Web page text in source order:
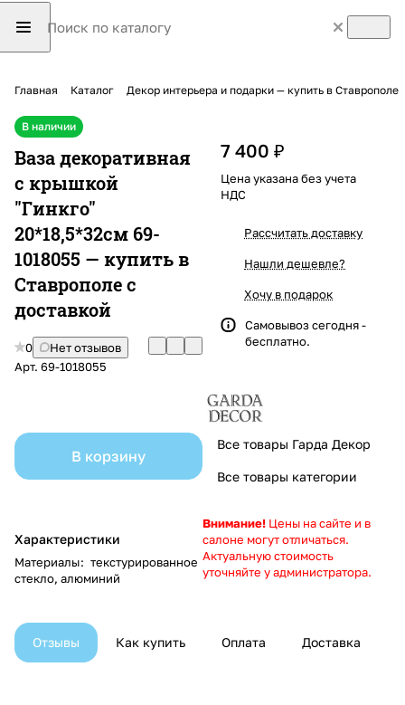
Главная Каталог Декор интерьера и подарки — купить в Ставрополе
В наличии
Ваза декоративная
с крышкой
"Гинкго"
20*18,5*32см 69-
1018055 — купить в
Ставрополе с
доставкой
0
Нет отзывов
Арт. 69-1018055
В корзину
Характеристики
Материалы: текстурированное
стекло, алюминий
7 400 ₽
Цена указана без учета
НДС
Рассчитать доставку
Нашли дешевле?
Хочу в подарок
Самовывоз сегодня -
бесплатно.
Все товары Гарда Декор
Все товары категории
Внимание! Цены на сайте и в
салоне могут отличаться.
Актуальную стоимость
уточняйте у администратора.
Отзывы Как купить Оплата Доставка